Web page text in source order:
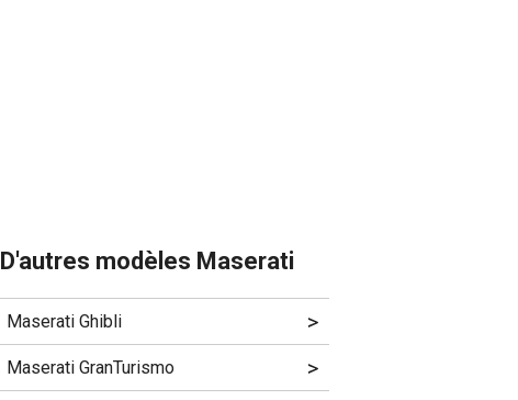
D'autres modèles Maserati
Maserati Ghibli >
Maserati GranTurismo >